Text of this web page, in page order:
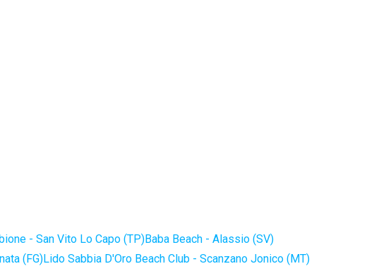
- San Vito Lo Capo (TP)Baba Beach - Alassio (SV)
(FG)Lido Sabbia D'Oro Beach Club - Scanzano Jonico (MT)